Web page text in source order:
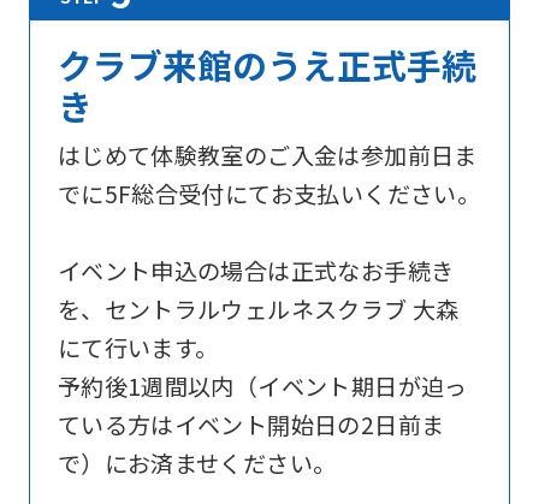
クラブ来館のうえ正式手続
き
はじめて体験教室のご入金は参加前日ま
でに5F総合受付にてお支払いください。
イベント申込の場合は正式なお手続き
を、セントラルウェルネスクラブ 大森
にて行います。
予約後1週間以内（イベント期日が迫っ
ている方はイベント開始日の2日前ま
で）にお済ませください。
foreigners
Sports
official
website
is
automatically
translated
into
English.
Click
the